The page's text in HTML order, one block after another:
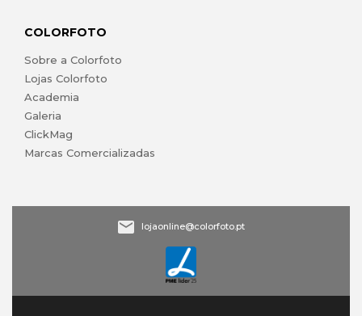
COLORFOTO
Sobre a Colorfoto
Lojas Colorfoto
Academia
Galeria
ClickMag
Marcas Comercializadas
lojaonline@colorfoto.pt